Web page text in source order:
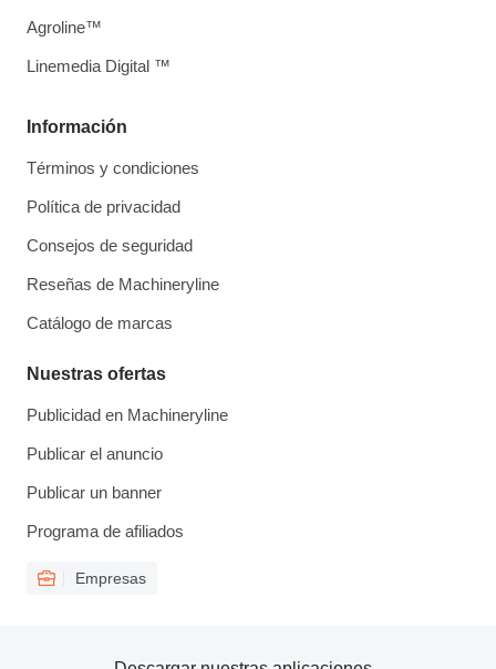
Información
Términos y condiciones
Política de privacidad
Consejos de seguridad
Reseñas de Machineryline
Catálogo de marcas
Nuestras ofertas
Publicidad en Machineryline
Publicar el anuncio
Publicar un banner
Programa de afiliados
Empresas
Agroline™
Linemedia Digital ™